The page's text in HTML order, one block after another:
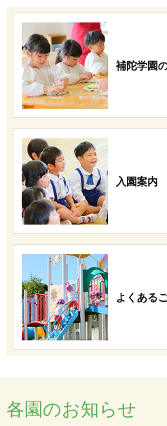
補陀学園
入園案内
よくある
各園のお知らせ